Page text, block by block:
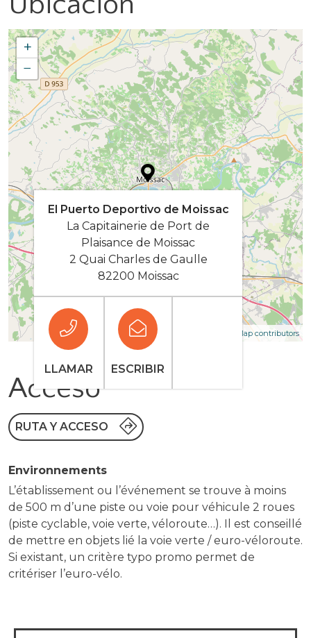
+
−
Leaflet | Map data © OpenStreetMap contributors
El Puerto Deportivo de Moissac
La Capitainerie de Port de
Plaisance de Moissac
2 Quai Charles de Gaulle
82200 Moissac
LLAMAR ESCRIBIR
Acceso
RUTA Y ACCESO
Environnements
L’établissement ou l’événement se trouve à moins
de 500 m d’une piste ou voie pour véhicule 2 roues
(piste cyclable, voie verte, véloroute…). Il est conseillé
de mettre en objets lié la voie verte / euro-véloroute.
Si existant, un critère typo promo permet de
critériser l’euro-vélo.